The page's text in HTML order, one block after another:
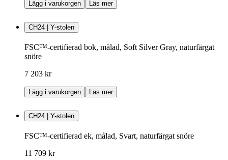
Lägg i varukorgen Läs mer
CH24 | Y-stolen
FSC™-certifierad bok, målad, Soft Silver Gray, naturfärgat
snöre
7 203 kr
Lägg i varukorgen Läs mer
CH24 | Y-stolen
FSC™-certifierad ek, målad, Svart, naturfärgat snöre
11 709 kr